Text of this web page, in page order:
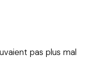
pas plus mal